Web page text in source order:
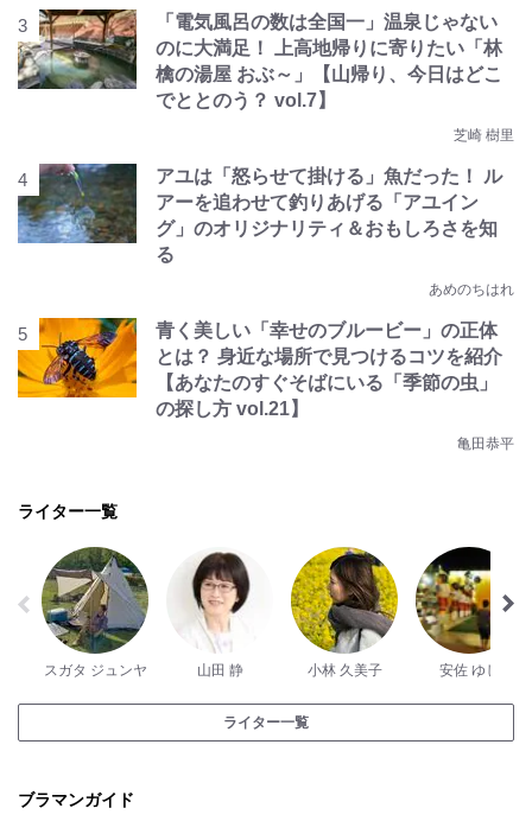
「電気風呂の数は全国一」温泉じゃない
のに大満足！ 上高地帰りに寄りたい「林
檎の湯屋 おぶ～」【山帰り、今日はどこ
でととのう？ vol.7】
芝崎 樹里
アユは「怒らせて掛ける」魚だった！ ル
アーを追わせて釣りあげる「アユイン
グ」のオリジナリティ＆おもしろさを知
る
あめのちはれ
青く美しい「幸せのブルービー」の正体
とは？ 身近な場所で見つけるコツを紹介
【あなたのすぐそばにいる「季節の虫」
の探し方 vol.21】
亀田恭平
ライター一覧
スガタ ジュンヤ 山田 静 小林 久美子 安佐 ゆし
ライター一覧
ブラマンガイド